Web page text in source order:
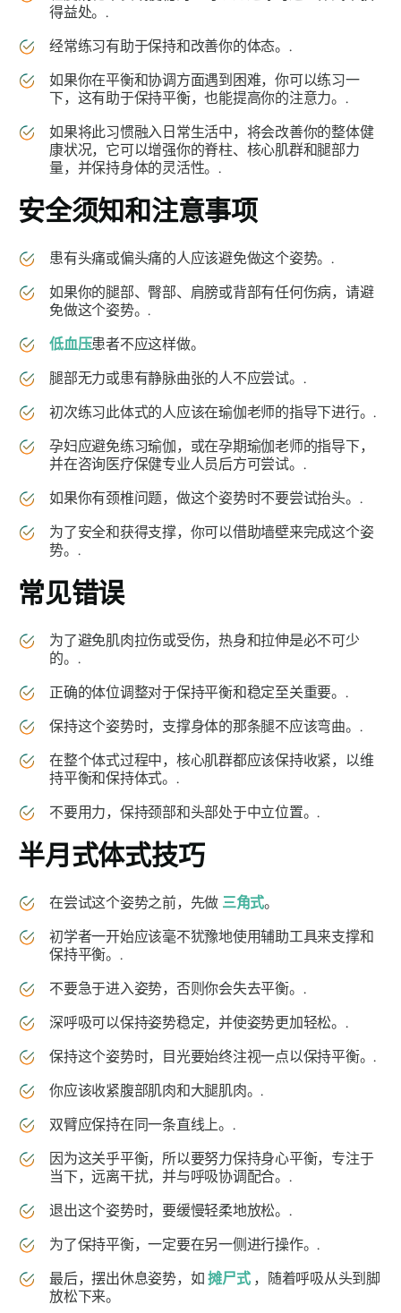
得益处。.
经常练习有助于保持和改善你的体态。.
如果你在平衡和协调方面遇到困难，你可以练习一
下，这有助于保持平衡，也能提高你的注意力。.
如果将此习惯融入日常生活中，将会改善你的整体健
康状况，它可以增强你的脊柱、核心肌群和腿部力
量，并保持身体的灵活性。.
安全须知和注意事项
患有头痛或偏头痛的人应该避免做这个姿势。.
如果你的腿部、臀部、肩膀或背部有任何伤病，请避
免做这个姿势。.
低血压患者不应这样做。
腿部无力或患有静脉曲张的人不应尝试。.
初次练习此体式的人应该在瑜伽老师的指导下进行。.
孕妇应避免练习瑜伽，或在孕期瑜伽老师的指导下，
并在咨询医疗保健专业人员后方可尝试。.
如果你有颈椎问题，做这个姿势时不要尝试抬头。.
为了安全和获得支撑，你可以借助墙壁来完成这个姿
势。.
常见错误
为了避免肌肉拉伤或受伤，热身和拉伸是必不可少
的。.
正确的体位调整对于保持平衡和稳定至关重要。.
保持这个姿势时，支撑身体的那条腿不应该弯曲。.
在整个体式过程中，核心肌群都应该保持收紧，以维
持平衡和保持体式。.
不要用力，保持颈部和头部处于中立位置。.
半月式体式技巧
在尝试这个姿势之前，先做 三角式。
初学者一开始应该毫不犹豫地使用辅助工具来支撑和
保持平衡。.
不要急于进入姿势，否则你会失去平衡。.
深呼吸可以保持姿势稳定，并使姿势更加轻松。.
保持这个姿势时，目光要始终注视一点以保持平衡。.
你应该收紧腹部肌肉和大腿肌肉。.
双臂应保持在同一条直线上。.
因为这关乎平衡，所以要努力保持身心平衡，专注于
当下，远离干扰，并与呼吸协调配合。.
退出这个姿势时，要缓慢轻柔地放松。.
为了保持平衡，一定要在另一侧进行操作。.
最后，摆出休息姿势，如摊尸式，随着呼吸从头到脚
放松下来。